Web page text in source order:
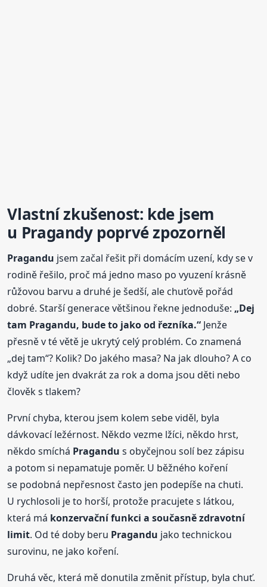
Vlastní zkušenost: kde jsem
u Pragandy poprvé zpozorněl
Pragandu jsem začal řešit při domácím uzení, kdy se v
rodině řešilo, proč má jedno maso po vyuzení krásně
růžovou barvu a druhé je šedší, ale chuťově pořád
dobré. Starší generace většinou řekne jednoduše: „Dej
tam Pragandu, bude to jako od řezníka.“ Jenže
přesně v té větě je ukrytý celý problém. Co znamená
„dej tam“? Kolik? Do jakého masa? Na jak dlouho? A co
když udíte jen dvakrát za rok a doma jsou děti nebo
člověk s tlakem?
První chyba, kterou jsem kolem sebe viděl, byla
dávkovací ležérnost. Někdo vezme lžíci, někdo hrst,
někdo smíchá Pragandu s obyčejnou solí bez zápisu
a potom si nepamatuje poměr. U běžného koření
se podobná nepřesnost často jen podepíše na chuti.
U rychlosoli je to horší, protože pracujete s látkou,
která má konzervační funkci a současně zdravotní
limit. Od té doby beru Pragandu jako technickou
surovinu, ne jako koření.
Druhá věc, která mě donutila změnit přístup, byla chuť.